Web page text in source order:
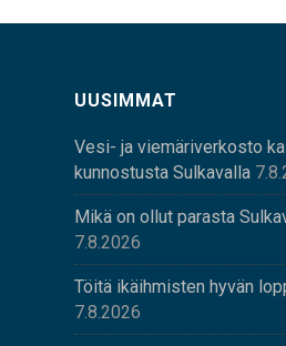
UUSIMMAT
Vesi- ja viemäriverkosto
kunnostusta Sulkavalla
Mikä on ollut parasta
7.8.2026
Töitä ikäihmisten hyvän
7.8.2026